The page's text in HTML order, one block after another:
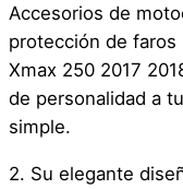
r
o
t
e
c
c
Accesorios de
protección de faros
Xmax 250 2017
de personalidad a
simple.
2. Su elegante